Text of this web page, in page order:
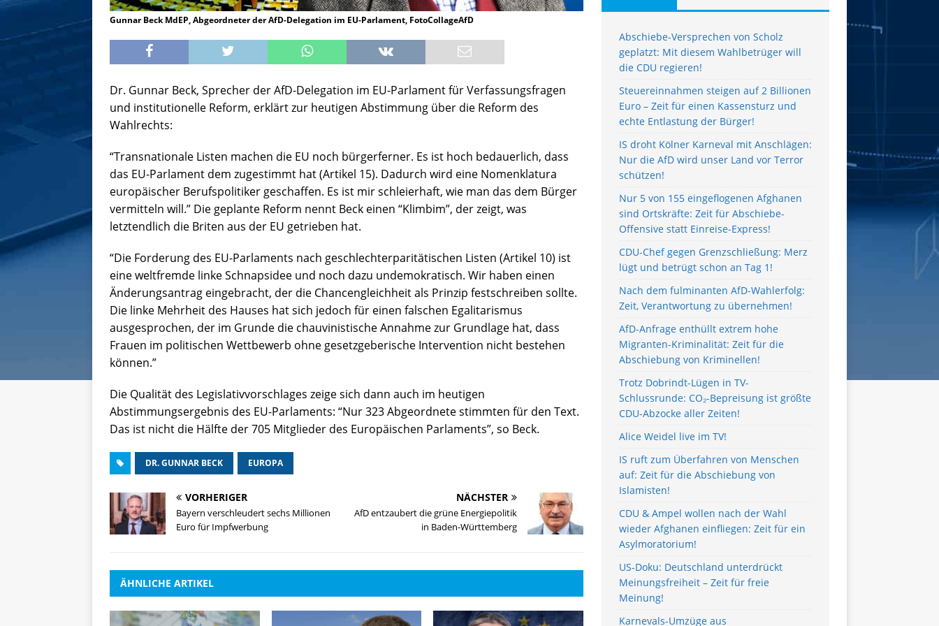
Gunnar Beck MdEP, Abgeordneter der AfD-Delegation im EU-Parlament, FotoCollageAfD
Dr. Gunnar Beck, Sprecher der AfD-Delegation im EU-Parlament für Verfassungsfragen
und institutionelle Reform, erklärt zur heutigen Abstimmung über die Reform des
Wahlrechts:
“Transnationale Listen machen die EU noch bürgerferner. Es ist hoch bedauerlich, dass
das EU-Parlament dem zugestimmt hat (Artikel 15). Dadurch wird eine Nomenklatura
europäischer Berufspolitiker geschaffen. Es ist mir schleierhaft, wie man das dem Bürger
vermitteln will.” Die geplante Reform nennt Beck einen “Klimbim”, der zeigt, was
letztendlich die Briten aus der EU getrieben hat.
“Die Forderung des EU-Parlaments nach geschlechterparitätischen Listen (Artikel 10) ist
eine weltfremde linke Schnapsidee und noch dazu undemokratisch. Wir haben einen
Änderungsantrag eingebracht, der die Chancengleichheit als Prinzip festschreiben sollte.
Die linke Mehrheit des Hauses hat sich jedoch für einen falschen Egalitarismus
ausgesprochen, der im Grunde die chauvinistische Annahme zur Grundlage hat, dass
Frauen im politischen Wettbewerb ohne gesetzgeberische Intervention nicht bestehen
können.”
Die Qualität des Legislativvorschlages zeige sich dann auch im heutigen
Abstimmungsergebnis des EU-Parlaments: “Nur 323 Abgeordnete stimmten für den Text.
Das ist nicht die Hälfte der 705 Mitglieder des Europäischen Parlaments”, so Beck.
DR. GUNNAR BECK EUROPA
VORHERIGER
Bayern verschleudert sechs Millionen
Euro für Impfwerbung
NÄCHSTER
AfD entzaubert die grüne Energiepolitik
in Baden-Württemberg
ÄHNLICHE ARTIKEL
Abschiebe-Versprechen von Scholz
geplatzt: Mit diesem Wahlbetrüger will
die CDU regieren!
Steuereinnahmen steigen auf 2 Billionen
Euro – Zeit für einen Kassensturz und
echte Entlastung der Bürger!
IS droht Kölner Karneval mit Anschlägen:
Nur die AfD wird unser Land vor Terror
schützen!
Nur 5 von 155 eingeflogenen Afghanen
sind Ortskräfte: Zeit für Abschiebe-
Offensive statt Einreise-Express!
CDU-Chef gegen Grenzschließung: Merz
lügt und betrügt schon an Tag 1!
Nach dem fulminanten AfD-Wahlerfolg:
Zeit, Verantwortung zu übernehmen!
AfD-Anfrage enthüllt extrem hohe
Migranten-Kriminalität: Zeit für die
Abschiebung von Kriminellen!
Trotz Dobrindt-Lügen in TV-
Schlussrunde: CO₂-Bepreisung ist größte
CDU-Abzocke aller Zeiten!
Alice Weidel live im TV!
IS ruft zum Überfahren von Menschen
auf: Zeit für die Abschiebung von
Islamisten!
CDU & Ampel wollen nach der Wahl
wieder Afghanen einfliegen: Zeit für ein
Asylmoratorium!
US-Doku: Deutschland unterdrückt
Meinungsfreiheit – Zeit für freie
Meinung!
Karnevals-Umzüge aus